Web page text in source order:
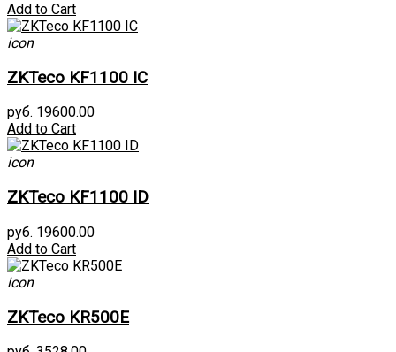
Add to Cart
icon
ZKTeco KF1100 IC
руб. 19600.00
Add to Cart
icon
ZKTeco KF1100 ID
руб. 19600.00
Add to Cart
icon
ZKTeco KR500E